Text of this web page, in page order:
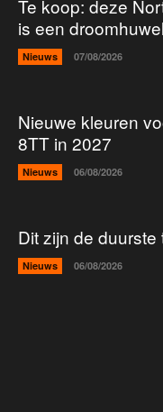
Te koop: deze
is een
Nieuws 07/08/2026
Nieuwe kleuren
8TT in 2027
Nieuws 06/08/2026
Dit zijn de
Nieuws 06/08/2026